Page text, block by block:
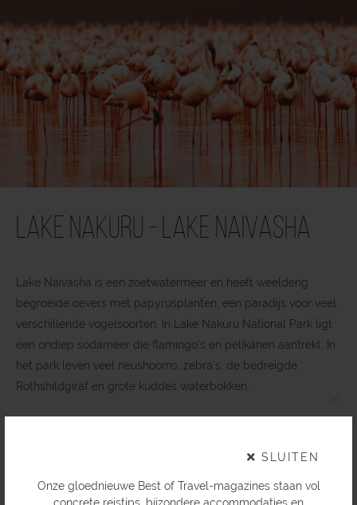
SLUITEN
Onze gloednieuwe Best of Travel-magazines staan vol
Lake Nakuru - Lake Naivasha
Lake Naivasha is een zoetwatermeer en heeft weelderig
begroeide oevers met papyrusplanten, een paradijs voor veel
verschillende vogelsoorten. In Lake Nakuru National Park ligt
een ondiep sodameer die flamingo’s en pelikanen aantrekt. In
het park leven veel neushoorns, zebra’s, de bedreigde
Rothshildgiraf en grote kuddes waterbokken.